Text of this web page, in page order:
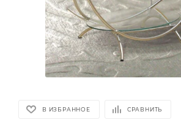
В ИЗБРАННОЕ СРАВНИТЬ